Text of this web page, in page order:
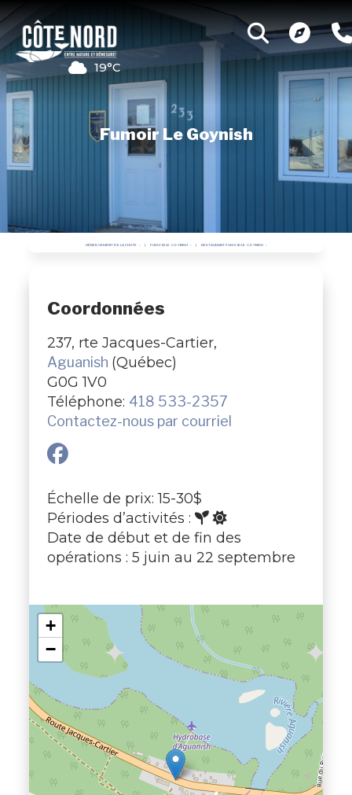
19°C
Fumoir Le Goynish
HÉBERGEMENT DE LA CHUTE FUMOIR LE GOYNISH RESTAURANT FUMOIR LE GOYNISH
Coordonnées
237, rte Jacques-Cartier,
Aguanish (Québec)
G0G 1V0
Téléphone: 418 533-2357
Contactez-nous par courriel
Échelle de prix: 15-30$
Périodes d’activités :
Date de début et de fin des
opérations : 5 juin au 22 septembre
+
−